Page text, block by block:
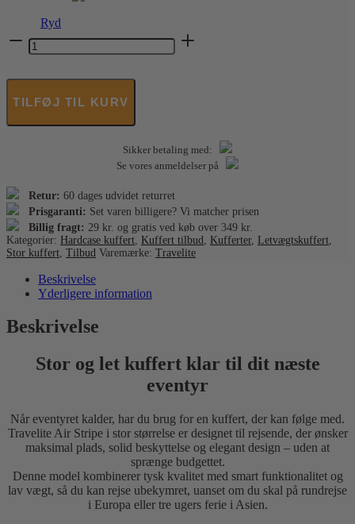
Ryd
Travelite
-
Stripe
-
Stor
TILFØJ TIL KURV
Sikker betaling med:
Se vores anmeldelser på
Retur: 60 dages udvidet returret
Prisgaranti: Set varen billigere? Vi matcher prisen
Billig fragt: 29 kr. og gratis ved køb over 349 kr.
Kategorier: Hardcase kuffert Kuffert tilbud Kufferter, Letvægtskuffert
Stor kuffert Tilbud Varemærke: Travelite
Beskrivelse
Yderligere information
Beskrivelse
Stor og let kuffert klar til dit næste
eventyr
Når eventyret kalder, har du brug for en kuffert, der kan følge med.
Travelite Air Stripe i stor størrelse er designet til rejsende, der ønsker
maksimal plads, solid beskyttelse og elegant design – uden at
sprænge budgettet.
Denne model kombinerer tysk kvalitet med smart funktionalitet og
lav vægt, så du kan rejse ubekymret, uanset om du skal på rundrejse
i Europa eller tre ugers ferie i Asien.